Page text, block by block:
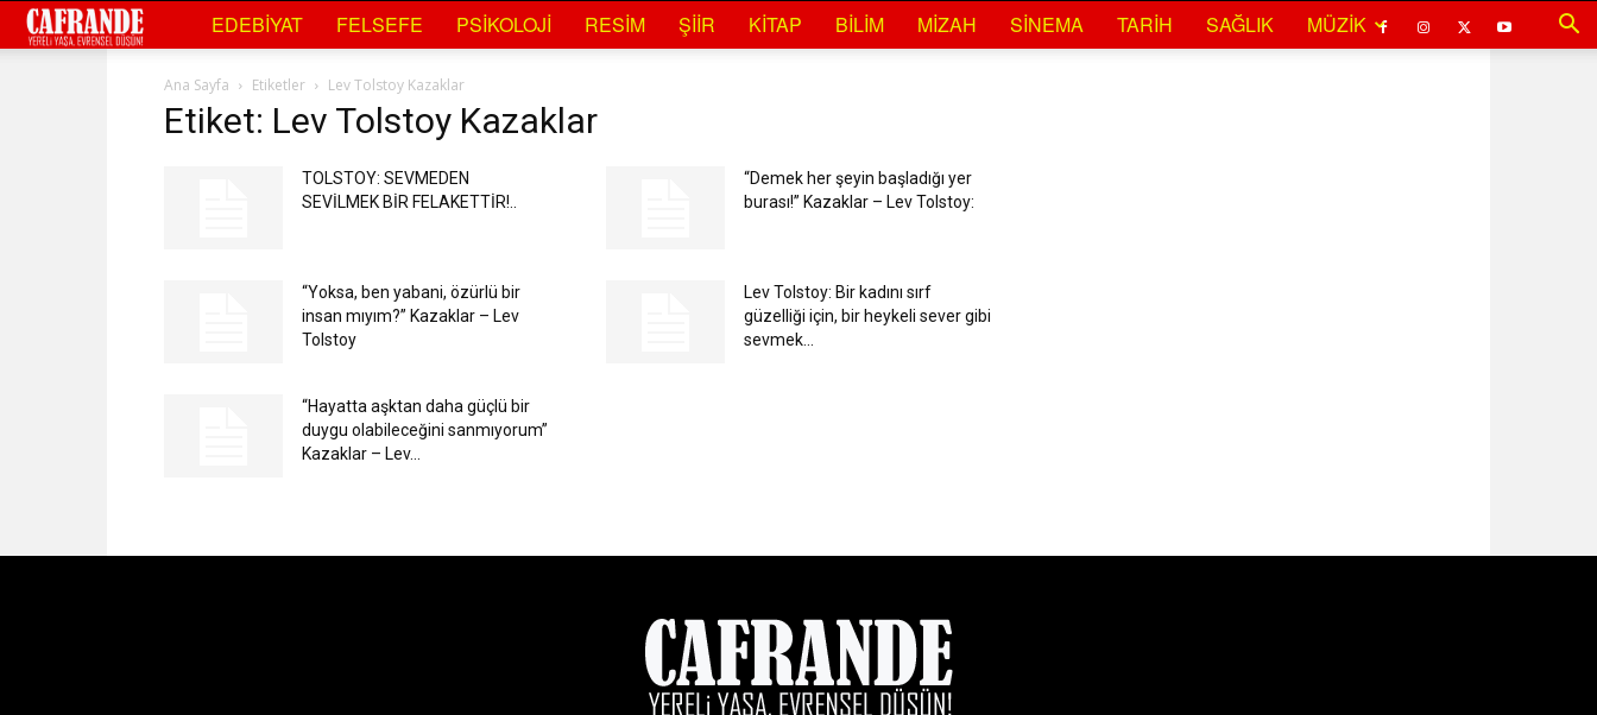
Cafrande
Sanat
EDEBIYAT FELSEFE PSIKOLOJI RESIM ŞIIR KITAP BILIM MIZAH SINEMA TARIH SAĞLIK MÜZIK
Ana Sayfa Etiketler Lev Tolstoy Kazaklar
Etiket: Lev Tolstoy Kazaklar
TOLSTOY: SEVMEDEN
SEVİLMEK BİR FELAKETTİR!..
“Demek her şeyin başladığı yer
burası!” Kazaklar – Lev Tolstoy:
“Yoksa, ben yabani, özürlü bir
insan mıyım?” Kazaklar – Lev
Tolstoy
Lev Tolstoy: Bir kadını sırf
güzelliği için, bir heykeli sever gibi
sevmek...
“Hayatta aşktan daha güçlü bir
duygu olabileceğini sanmıyorum”
Kazaklar – Lev...